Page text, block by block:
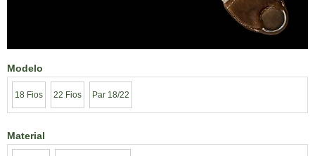
Modelo
18 Fios 22 Fios Par 18/22
Material